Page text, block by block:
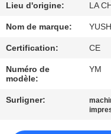
QUALITÉ
CONTACTEZ-
NOUS
NOUVELLES
Lieu d'origine: LA
Nom de marque: YUSH
Certification: CE
Numéro de
modèle:
YM
Surligner: